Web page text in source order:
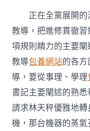
正在全黨展開
教導，把進修貫徹
項規則精力的主要闡
教導包養網站的各
導，要從事理、學理
書記主要闡述的熟
請求林天秤優雅地
機，那台機器的蒸